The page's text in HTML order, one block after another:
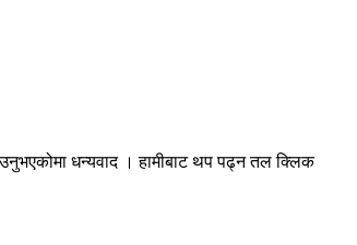
धन्यवाद । हामीबाट थप पढ्न तल क्लिक